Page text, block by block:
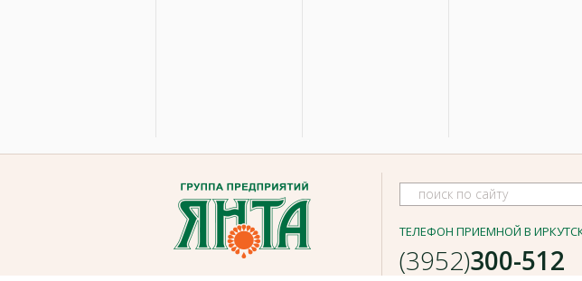
ТЕЛЕФОН ПРИЕМНОЙ В
(3952)300-512